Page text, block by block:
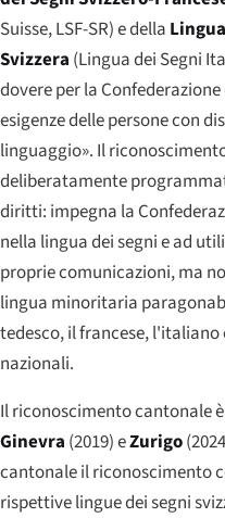
Suisse, LSF-SR) e della
Svizzera (Lingua dei Segni
dovere per la
esigenze delle persone con
linguaggio». Il
deliberatamente
diritti: impegna la
nella lingua dei segni e ad
proprie comunicazioni, ma
lingua minoritaria
tedesco, il francese,
nazionali.
Il riconoscimento cantonale
Ginevra (2019) eZurigo
cantonale il riconoscimento
rispettive lingue dei segni